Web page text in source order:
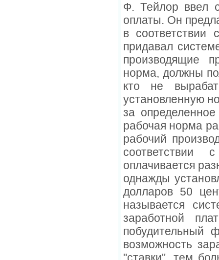
Ф. Тейлор ввел
оплаты. Он
в соответствии
придавал
производящие
норма, должны
кто не
установленную
за
рабочая норма
рабочий
соответствии
оплачивается
однажды
долларов 50
называется
заработной
побудительный
возможность